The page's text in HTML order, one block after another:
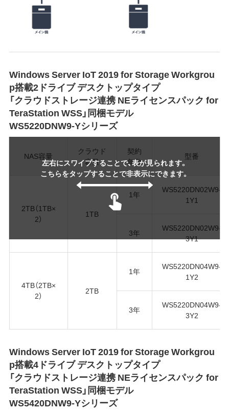
Windows Server IoT 2019 for Storage Workgrou
p搭載2ドライブ デスクトップタイプ
「クラウドストレージ連携 NEライセンスパック for
TeraStation WSS」同梱モデル
WS5220DNW9-Yシリーズ
左右にスワイプすることで、表が見られます。
こちらをタップすることで非表示にできます。
NAS容量
クラウド
容量
契約
年数
型番
2TB（1TB×
2）
1TB
1年
WS5220DN02W9-
1Y1
3年
WS5220DN02W9-
3Y1
4TB（2TB×
2）
2TB
1年
WS5220DN04W9-
1Y2
3年
WS5220DN04W9-
3Y2
Windows Server IoT 2019 for Storage Workgrou
p搭載4ドライブ デスクトップタイプ
「クラウドストレージ連携 NEライセンスパック for
TeraStation WSS」同梱モデル
WS5420DNW9-Yシリーズ